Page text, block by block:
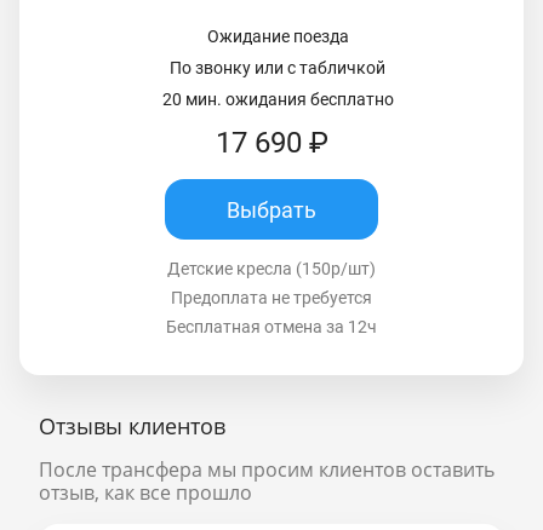
Ожидание поезда
По звонку или с табличкой
20 мин. ожидания бесплатно
17 690 ₽
Выбрать
Детские кресла (150р/шт)
Предоплата не требуется
Бесплатная отмена за 12ч
Отзывы клиентов
После трансфера мы просим клиентов оставить
отзыв, как все прошло